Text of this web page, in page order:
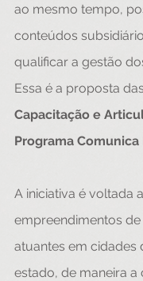
ao mesmo tempo,
conteúdos
qualificar a gestão
Essa é a proposta das
Capacitação e
Programa Comunica
A iniciativa é voltada
empreendimentos de
atuantes em cidades
estado, de maneira a